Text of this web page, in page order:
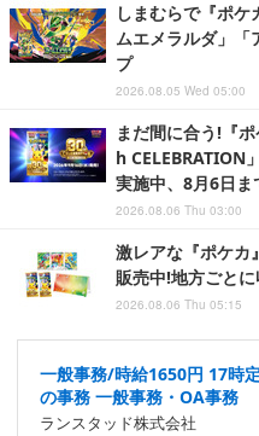
しまむらで『ポ
ムエメラルダ」「
プ
2026.08.05 Wed 05:00
まだ間に合う!『
h CELEBRATION
実施中、8月6日ま
2026.08.06 Thu 03:00
激レアな『ポケ
販売中!地方ごと
2026.08.06 Thu 05:15
一般事務/時給1650円 17時
の事務 一般事務・OA事務
ランスタッド株式会社